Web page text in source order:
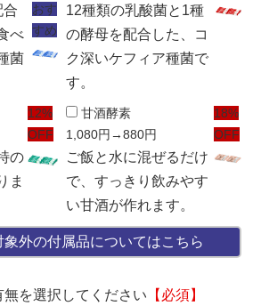
合
べ
菌
おす
すめ
12種類の乳酸菌と1種
の酵母を配合した、コ
ク深いケフィア種菌で
す。
の
ま
12%
OFF
甘酒酵素
1,080円 →880円
ご飯と水に混ぜるだけ
で、すっきり飲みやす
い甘酒が作れます。
18%
OFF
象外の付属品についてはこちら
を選択してください 【必須】